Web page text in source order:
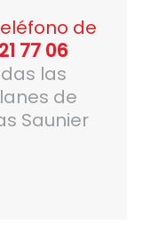
de
77 06
las
de
Saunier